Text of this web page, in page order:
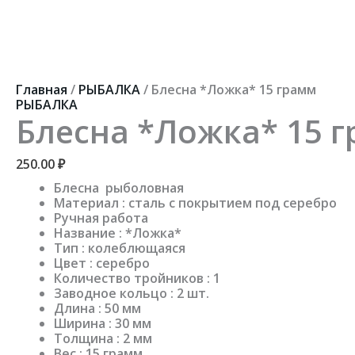
Главная / РЫБАЛКА/ Блесна *Ложка* 15 грамм
РЫБАЛКА
Блесна *Ложка* 15
250.00₽
Блесна рыболовная
Материал : сталь с покрытием под серебро
Ручная работа
Название : *Ложка*
Тип : колеблющаяся
Цвет : серебро
Количество тройников : 1
Заводное кольцо : 2 шт.
Длина : 50 мм
Ширина : 30 мм
Толщина : 2 мм
Блесна
*Ложка*
15
грамм